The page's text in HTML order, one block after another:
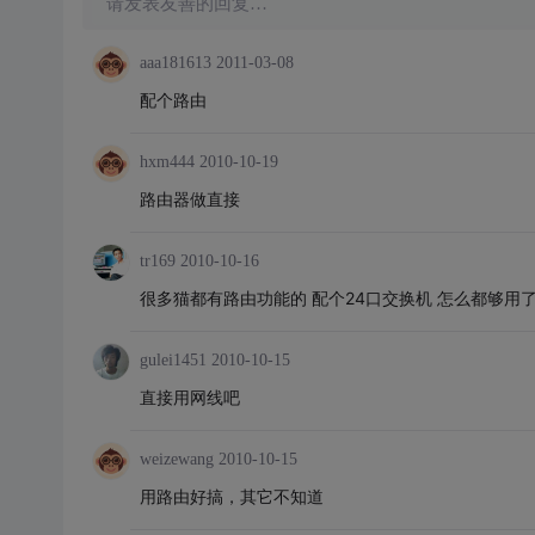
aaa181613 2011-03-08
配个路由
hxm444 2010-10-19
路由器做直接
tr169 2010-10-16
很多猫都有路由功能的 配个24口交换机 怎么都够用
gulei1451 2010-10-15
直接用网线吧
weizewang 2010-10-15
用路由好搞，其它不知道